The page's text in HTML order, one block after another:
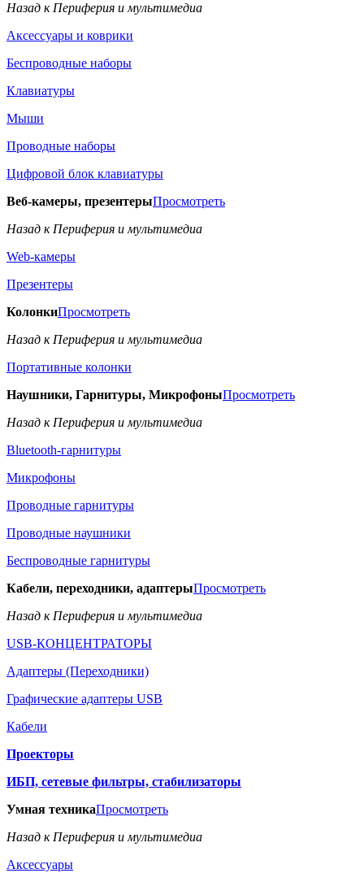
Назад к Периферия и мультимедиа
Аксессуары и коврики
Беспроводные наборы
Клавиатуры
Мыши
Проводные наборы
Цифровой блок клавиатуры
Веб-камеры, презентерыПросмотреть
Назад к Периферия и мультимедиа
Web-камеры
Презентеры
КолонкиПросмотреть
Назад к Периферия и мультимедиа
Портативные колонки
Наушники, Гарнитуры, МикрофоныПросмотреть
Назад к Периферия и мультимедиа
Bluetooth-гарнитуры
Микрофоны
Проводные гарнитуры
Проводные наушники
Беспроводные гарнитуры
Кабели, переходники, адаптерыПросмотреть
Назад к Периферия и мультимедиа
USB-КОНЦЕНТРАТОРЫ
Адаптеры (Переходники)
Графические адаптеры USB
Кабели
Проекторы
ИБП, сетевые фильтры, стабилизаторы
Умная техникаПросмотреть
Назад к Периферия и мультимедиа
Аксессуары